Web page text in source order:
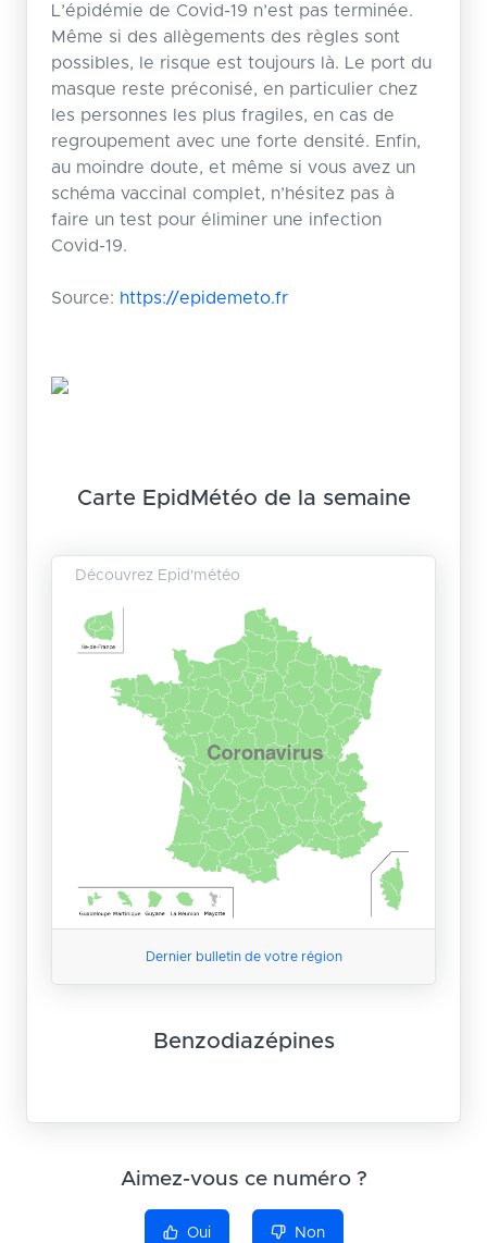
L’épidémie de Covid-19 n’est pas terminée.
Même si des allègements des règles sont
possibles, le risque est toujours là. Le port du
masque reste préconisé, en particulier chez
les personnes les plus fragiles, en cas de
regroupement avec une forte densité. Enfin,
au moindre doute, et même si vous avez un
schéma vaccinal complet, n’hésitez pas à
faire un test pour éliminer une infection
Covid-19.
Source: https://epidemeto.fr
Carte EpidMétéo de la semaine
Découvrez Epid'météo
Dernier bulletin de votre région
Benzodiazépines
Aimez-vous ce numéro ?
Oui Non